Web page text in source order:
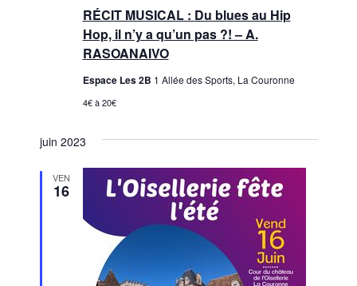
RÉCIT MUSICAL : Du blues au Hip
Hop, il n’y a qu’un pas ?! – A.
RASOANAIVO
Espace Les 2B 1 Allée des Sports, La Couronne
4€ à 20€
juin 2023
VEN
16